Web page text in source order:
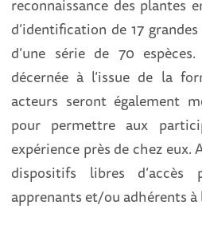
reconnaissance des plantes
d’identification de 17
d’une série de 70
décernée à l’issue de la
acteurs seront également
pour permettre aux
expérience près de chez eux.
dispositifs libres d’accès
apprenants et/ou adhérents à